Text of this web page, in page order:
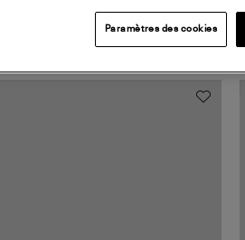
VUSParamètres des cookies